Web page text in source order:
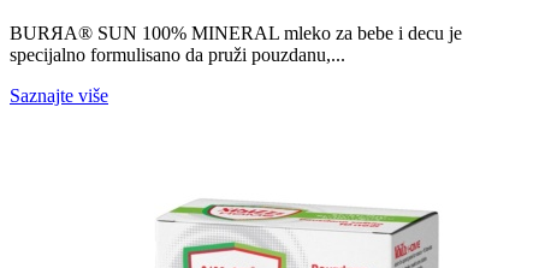
BURЯA® SUN 100% MINERAL mleko za bebe i decu je
specijalno formulisano da pruži pouzdanu,...
Saznajte više